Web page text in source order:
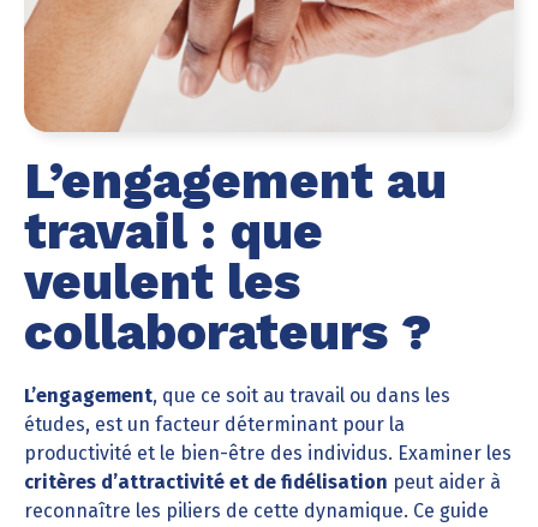
L’engagement au
travail : que
veulent les
collaborateurs ?
L’engagement, que ce soit au travail ou dans les
études, est un facteur déterminant pour la
productivité et le bien-être des individus. Examiner les
critères d’attractivité et de fidélisation peut aider à
reconnaître les piliers de cette dynamique. Ce guide